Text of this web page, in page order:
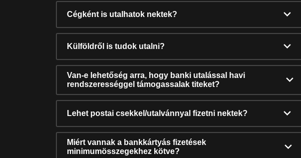
Cégként is utalhatok nektek?
Külföldről is tudok utalni?
Van-e lehetőség arra, hogy banki utalással havi
rendszerességgel támogassalak titeket?
Lehet postai csekkel/utalvánnyal fizetni nektek?
Miért vannak a bankkártyás fizetések
minimumösszegekhez kötve?